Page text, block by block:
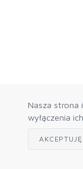
Nasza strona
wyłączenia
AKCEPTUJĘ